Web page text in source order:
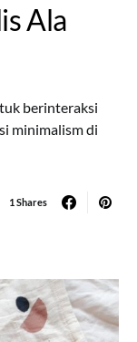
Ala
berinteraksi
minimalism di
1 Shares